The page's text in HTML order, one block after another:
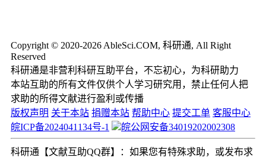
Copyright © 2020-2026 AbleSci.COM, 科研通, All Right
Reserved
科研通是非营利科研互助平台，不忘初心，为科研助力
本站互助的所有文件仅供个人学习研究用，禁止任何人把
求助的所得文献进行盈利或传播
版权声明 关于本站 捐赠本站 帮助中心 提交工单 客服中心
皖ICP备2024041134号-1
皖公网安备34019202002308
科研通【文献互助QQ群】：如果您有特殊求助，或发布求